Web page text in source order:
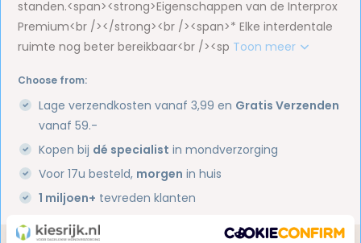
standen.<span><strong>Eigenschappen van de Interprox
Premium<br /></strong><br /><span>* Elke interdentale
ruimte nog beter bereikbaar<br /><sp Toon meer
Choose from:
Lage verzendkosten vanaf 3,99 en Gratis Verzenden
vanaf 59.-
Kopen bij dé specialist in mondverzorging
Voor 17u besteld, morgen in huis
1 miljoen+ tevreden klanten